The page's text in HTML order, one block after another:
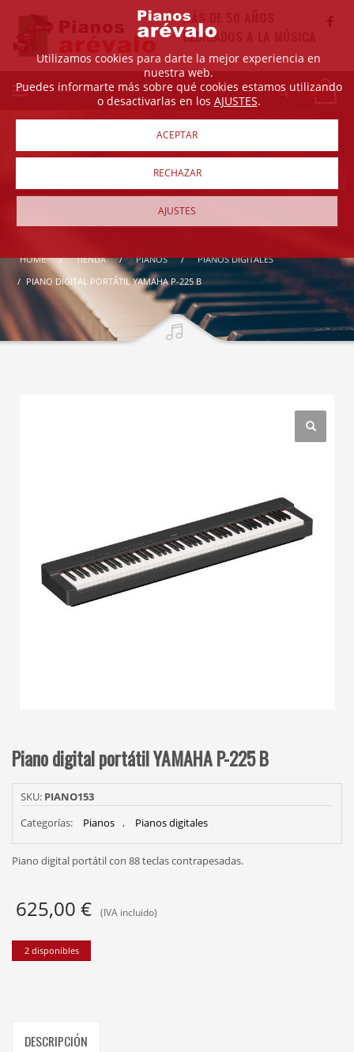
MÁS DE 50 AÑOS
DEDICADOS A LA MÚSICA
HOME TIENDA PIANOS
PIANOS DIGITALES
PIANO DIGITAL PORTÁTIL YAMAHA P-225 B
Piano digital portátil YAMAHA P-225 B
SKU: PIANO153
Categorías:
Pianos , Pianos digitales
Piano digital portátil con 88 teclas contrapesadas.
625,00 € (IVA incluido)
2 disponibles
DESCRIPCIÓN
Utilizamos cookies para darte la mejor experiencia en
nuestra web.
Puedes informarte más sobre qué cookies estamos utilizando
o desactivarlas en los AJUSTES.
ACEPTAR
RECHAZAR
AJUSTES